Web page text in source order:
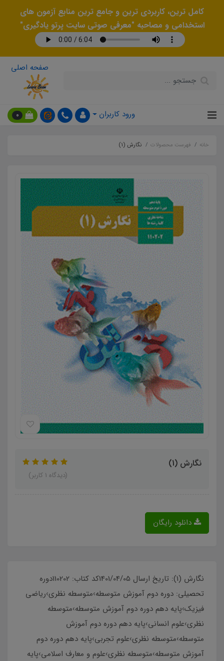
کامل ترین، کاربردی ترین و جامع ترین منابع آزمون های
استخدامی و مصاحبه "معرفی صوتی سایت پرتو یادگیری"
صفحه اصلی
ورود کاربران 0
خانه فهرست محصولات نگارش (1)
نگارش (1)
(دیدگاه 1 کاربر)
دانلود رایگان
نگارش (1): تاریخ ارسال 1401/04/05کد کتاب: 110202دوره
تحصیلی: دوره دوم آموزش متوسطه›متوسطه نظری›ریاضی
فیزیک›پایه دهم دوره دوم آموزش متوسطه›متوسطه
نظری›علوم انسانی›پایه دهم دوره دوم آموزش
متوسطه›متوسطه نظری›علوم تجربی›پایه دهم دوره دوم
آموزش متوسطه›متوسطه نظری›علوم و معارف اسلامی›پایه